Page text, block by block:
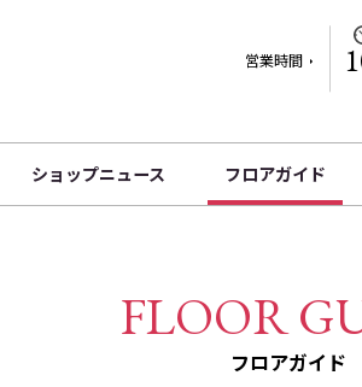
営業時間
ショップニュース フロアガイド